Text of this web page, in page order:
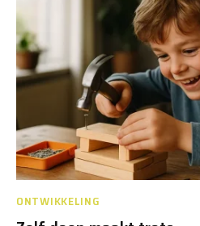
ONTWIKKELING